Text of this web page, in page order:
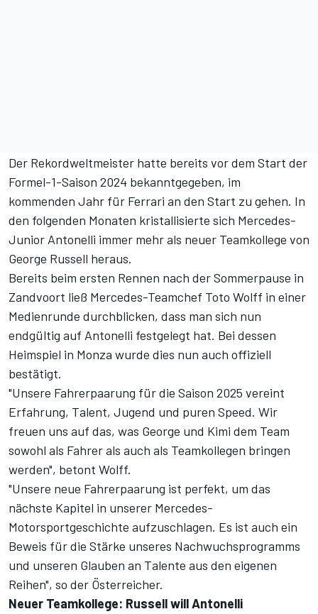
Der Rekordweltmeister hatte bereits vor dem Start der
Formel-1-Saison 2024 bekanntgegeben, im
kommenden Jahr für Ferrari an den Start zu gehen. In
den folgenden Monaten kristallisierte sich Mercedes-
Junior Antonelli immer mehr als neuer Teamkollege von
George Russell heraus.
Bereits beim ersten Rennen nach der Sommerpause in
Zandvoort ließ Mercedes-Teamchef Toto Wolff in einer
Medienrunde durchblicken, dass man sich nun
endgültig auf Antonelli festgelegt hat. Bei dessen
Heimspiel in Monza wurde dies nun auch offiziell
bestätigt.
"Unsere Fahrerpaarung für die Saison 2025 vereint
Erfahrung, Talent, Jugend und puren Speed. Wir
freuen uns auf das, was George und Kimi dem Team
sowohl als Fahrer als auch als Teamkollegen bringen
werden", betont Wolff.
"Unsere neue Fahrerpaarung ist perfekt, um das
nächste Kapitel in unserer Mercedes-
Motorsportgeschichte aufzuschlagen. Es ist auch ein
Beweis für die Stärke unseres Nachwuchsprogramms
und unseren Glauben an Talente aus den eigenen
Reihen", so der Österreicher.
Neuer Teamkollege: Russell will Antonelli